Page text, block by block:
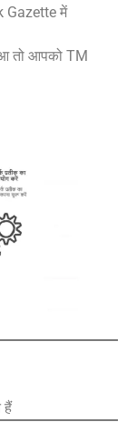
Gazette में
तो आपको TM
हैं